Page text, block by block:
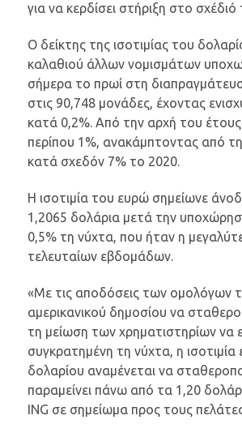
για να κερδίσει στήριξη στο σχέδιό
Ο δείκτης της ισοτιμίας του
καλαθιού άλλων νομισμάτων
σήμερα το πρωί στη
στις 90,748 μονάδες, έχοντας
κατά 0,2%. Από την αρχή του έτους
περίπου 1%, ανακάμπτοντας από
κατά σχεδόν 7% το 2020.
Η ισοτιμία του ευρώ σημείωνε
1,2065 δολάρια μετά την
0,5% τη νύχτα, που ήταν η
τελευταίων εβδομάδων.
«Με τις αποδόσεις των ομολόγων
αμερικανικού δημοσίου να
τη μείωση των χρηματιστηρίων να
συγκρατημένη τη νύχτα, η ισοτιμία
δολαρίου αναμένεται να
παραμείνει πάνω από τα 1,20
ING σε σημείωμα προς τους